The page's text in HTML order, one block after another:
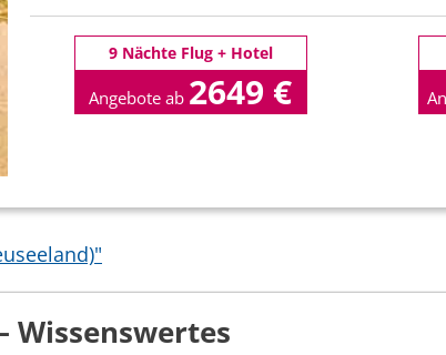
9 Nächte Flug + Hotel
Angebote ab 2649 €
Wissenswertes